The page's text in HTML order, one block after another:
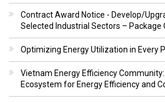
Contract Award Notice - Develop/
Selected Industrial Sectors – Package
Optimizing Energy Utilization in Every
Vietnam Energy Efficiency
Ecosystem for Energy Efficiency and